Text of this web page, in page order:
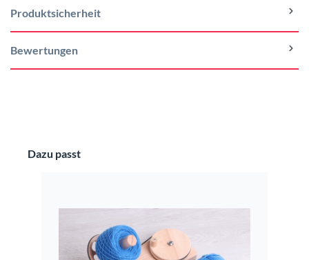
Produktsicherheit
Bewertungen
Produktgalerie überspringen
Dazu passt